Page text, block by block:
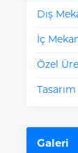
Dış
İç
Özel
Galeri